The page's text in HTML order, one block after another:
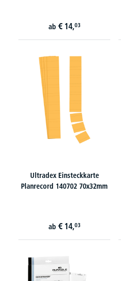
ab € 14,03
Ultradex Einsteckkarte
Planrecord 140702 70x32mm
ab € 14,03